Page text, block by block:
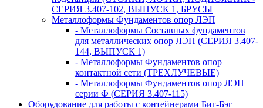
СЕРИЯ 3.407-102, ВЫПУСК 1, БРУСЫ
Металлоформы Фундаментов опор ЛЭП
- Металлоформы Составных фундаментов
для металлических опор ЛЭП (СЕРИЯ 3.407-
144, ВЫПУСК 1)
- Металлоформы Фундаментов опор
контактной сети (ТРЕХЛУЧЕВЫЕ)
- Металлоформы Фундаментов опор ЛЭП
серии Ф (СЕРИЯ 3.407-115)
Оборудование для работы с контейнерами Биг-Бэг